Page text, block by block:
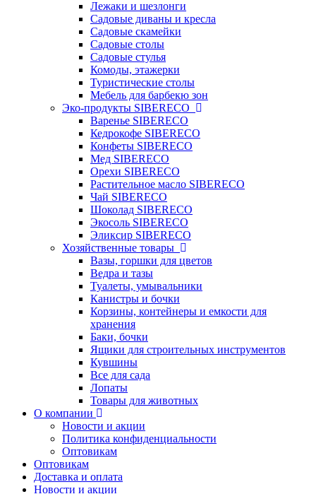
Лежаки и шезлонги
Садовые диваны и кресла
Садовые скамейки
Садовые столы
Садовые стулья
Комоды, этажерки
Туристические столы
Мебель для барбекю зон
Эко-продукты SIBERECO
Варенье SIBERECO
Кедрокофе SIBERECO
Конфеты SIBERECO
Мед SIBERECO
Орехи SIBERECO
Растительное масло SIBERECO
Чай SIBERECO
Шоколад SIBERECO
Экосоль SIBERECO
Эликсир SIBERECO
Хозяйственные товары
Вазы, горшки для цветов
Ведра и тазы
Туалеты, умывальники
Канистры и бочки
Корзины, контейнеры и емкости для
хранения
Баки, бочки
Ящики для строительных инструментов
Кувшины
Все для сада
Лопаты
Товары для животных
О компании
Новости и акции
Политика конфиденциальности
Оптовикам
Оптовикам
Доставка и оплата
Новости и акции